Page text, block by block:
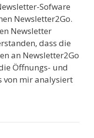
Sofware
Newsletter2Go.
Newsletter
dass die
an Newsletter2Go
Öffnungs- und
von mir analysiert